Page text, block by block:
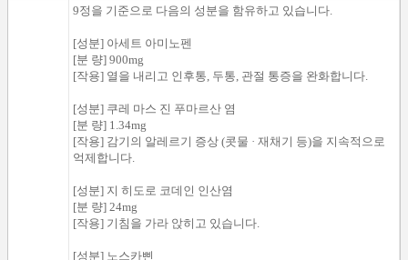
9정을 기준으로 다음의 성분을 함유하고 있습니다.
[성분] 아세트 아미노펜
[분 량] 900mg
[작용] 열을 내리고 인후통, 두통, 관절 통증을 완화합니다.
[성분] 쿠레 마스 진 푸마르산 염
[분 량] 1.34mg
[작용] 감기의 알레르기 증상 (콧물 · 재채기 등)을 지속적으로
억제합니다.
[성분] 지 히도로 코데인 인산염
[분 량] 24mg
[작용] 기침을 가라 앉히고 있습니다.
[성분] 노스카삔